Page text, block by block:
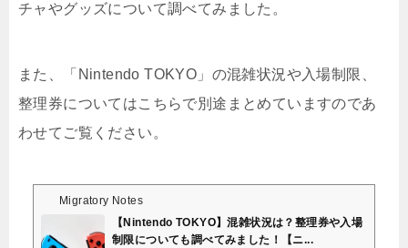
チャやグッズについて調べてみました。
また、「Nintendo TOKYO」の混雑状況や入場制限、
整理券についてはこちらで別途まとめていますのであ
わせてご覧ください。
Migratory Notes
【Nintendo TOKYO】混雑状況は？整理券や入場
制限についても調べてみました！【ニ...